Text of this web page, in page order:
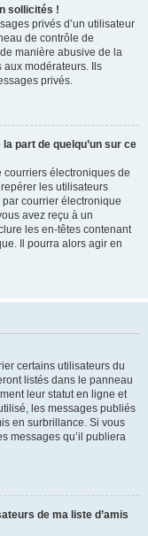
sollicités !
privés d’un utilisateur
de contrôle de
manière abusive de la
aux modérateurs. Ils
privés.
part de quelqu’un sur ce
courriers électroniques de
les utilisateurs
courrier électronique
avez reçu à un
les en-têtes contenant
Il pourra alors agir en
certains utilisateurs du
listés dans le panneau
leur statut en ligne et
les messages publiés
en surbrillance. Si vous
messages qu’il publiera
de ma liste d’amis